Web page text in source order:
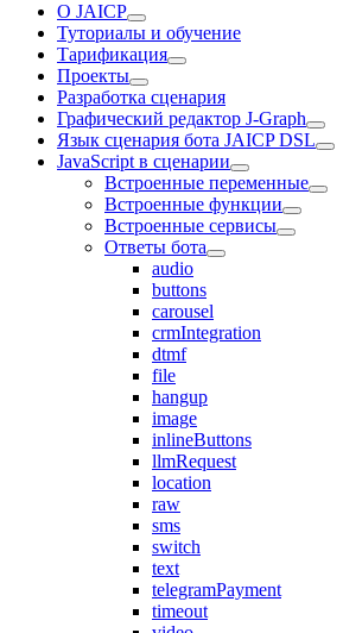
О JAICP
Туториалы и обучение
Тарификация
Проекты
Разработка сценария
Графический редактор J‑Graph
Язык сценария бота JAICP DSL
JavaScript в сценарии
Встроенные переменные
Встроенные функции
Встроенные сервисы
Ответы бота
audio
buttons
carousel
crmIntegration
dtmf
file
hangup
image
inlineButtons
llmRequest
location
raw
sms
switch
text
telegramPayment
timeout